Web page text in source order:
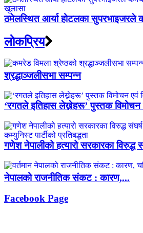
ठमेलस्थित आर्या होटलका सुपरभाइजरले
लाेकप्रिय
श्रद्धाञ्जलीसभा सम्पन्न
‘रगतले इतिहास लेख्नेहरू’ पुस्तक विमोचन
गणेश नेपालीको हत्यारो सरकारका विरुद्ध
नेपालको राजनीतिक संकट : कारण,...
Facebook Page